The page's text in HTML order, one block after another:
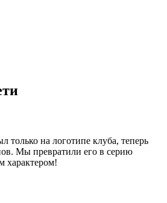
только на логотипе клуба, теперь
Мы превратили его в серию
характером!